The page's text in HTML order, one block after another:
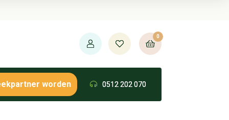
0
worden 0512 202 070